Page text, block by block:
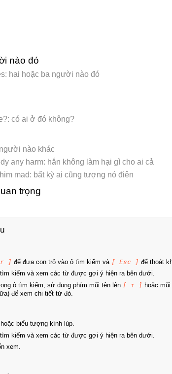
nào đó
hai hoặc ba người nào đó
có ai ở đó không?
nào khác
any harm: hắn không làm hại gì cho ai cả
mad: bất kỳ ai cũng tượng nó điên
trọng
] để đưa con trỏ vào ô tìm kiếm và [ Esc ] để thoát
kiếm và xem các từ được gợi ý hiện ra bên dưới.
ô tìm kiếm, sử dụng phím mũi tên lên [ ↑ ] hoặc
để xem chi tiết từ đó.
biểu tượng kính lúp.
kiếm và xem các từ được gợi ý hiện ra bên dưới.
xem.